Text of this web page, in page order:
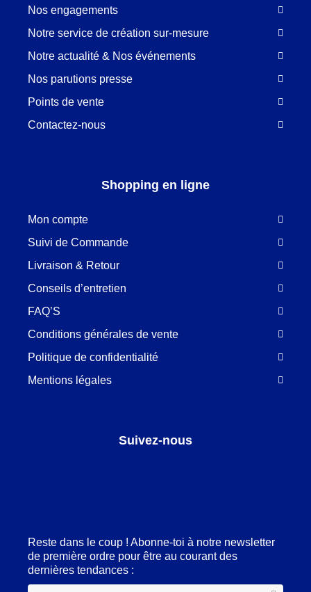
Nos engagements
Notre service de création sur-mesure
Notre actualité & Nos événements
Nos parutions presse
Points de vente
Contactez-nous
Shopping en ligne
Mon compte
Suivi de Commande
Livraison & Retour
Conseils d’entretien
FAQ’S
Conditions générales de vente
Politique de confidentialité
Mentions légales
Suivez-nous
Reste dans le coup ! Abonne-toi à notre newsletter
de première ordre pour être au courant des
dernières tendances :